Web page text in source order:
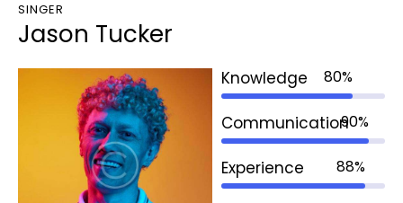
SINGER
Jason Tucker
Knowledge 80%
Communication90%
Experience 88%